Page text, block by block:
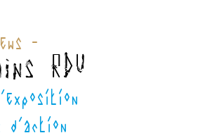
-
RDV
d'action